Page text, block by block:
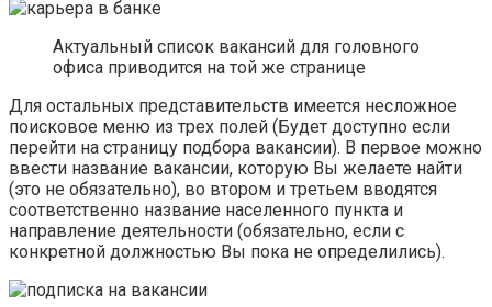
Актуальный список вакансий для головного
офиса приводится на той же странице
Для остальных представительств имеется несложное
поисковое меню из трех полей (Будет доступно если
перейти на страницу подбора вакансии). В первое можно
ввести название вакансии, которую Вы желаете найти
(это не обязательно), во втором и третьем вводятся
соответственно название населенного пункта и
направление деятельности (обязательно, если с
конкретной должностью Вы пока не определились).